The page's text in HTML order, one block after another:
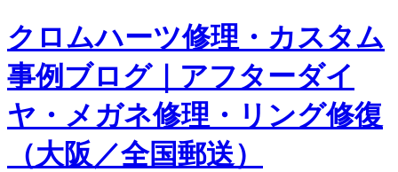
クロムハーツ修理・カスタム
事例ブログ｜アフターダイ
ヤ・メガネ修理・リング修復
（大阪／全国郵送）